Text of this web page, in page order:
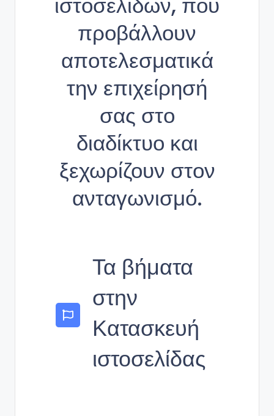
προβάλλουν
αποτελεσματικά
την επιχείρησή
σας στο
διαδίκτυο και
ξεχωρίζουν στον
ανταγωνισμό.
Τα βήματα
στην
Κατασκευή
ιστοσελίδας